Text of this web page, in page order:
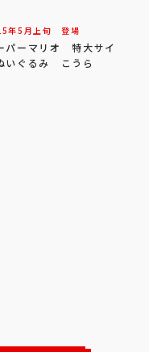
年5 月 上旬 登場
パーマリオ 特大サイ
いぐるみ こうら